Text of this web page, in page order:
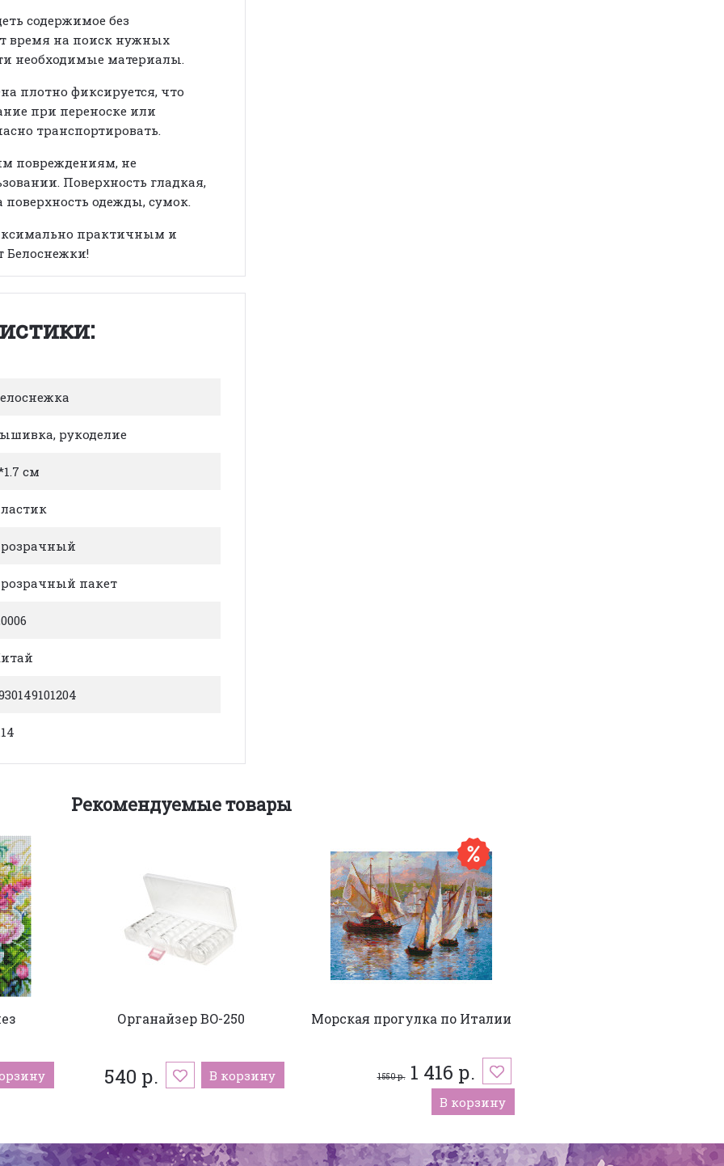
содержимое без
время на поиск нужных
необходимые материалы.
плотно фиксируется, что
при переноске или
транспортировать.
повреждениям, не
Поверхность гладкая,
поверхность одежды, сумок.
практичным и
Белоснежки!
рукоделие
см
пакет
Рекомендуемые товары
Органайзер BO-250
540 р. В корзину
Морская прогулка по Италии
1 550 р.1 416 р.
В корзину